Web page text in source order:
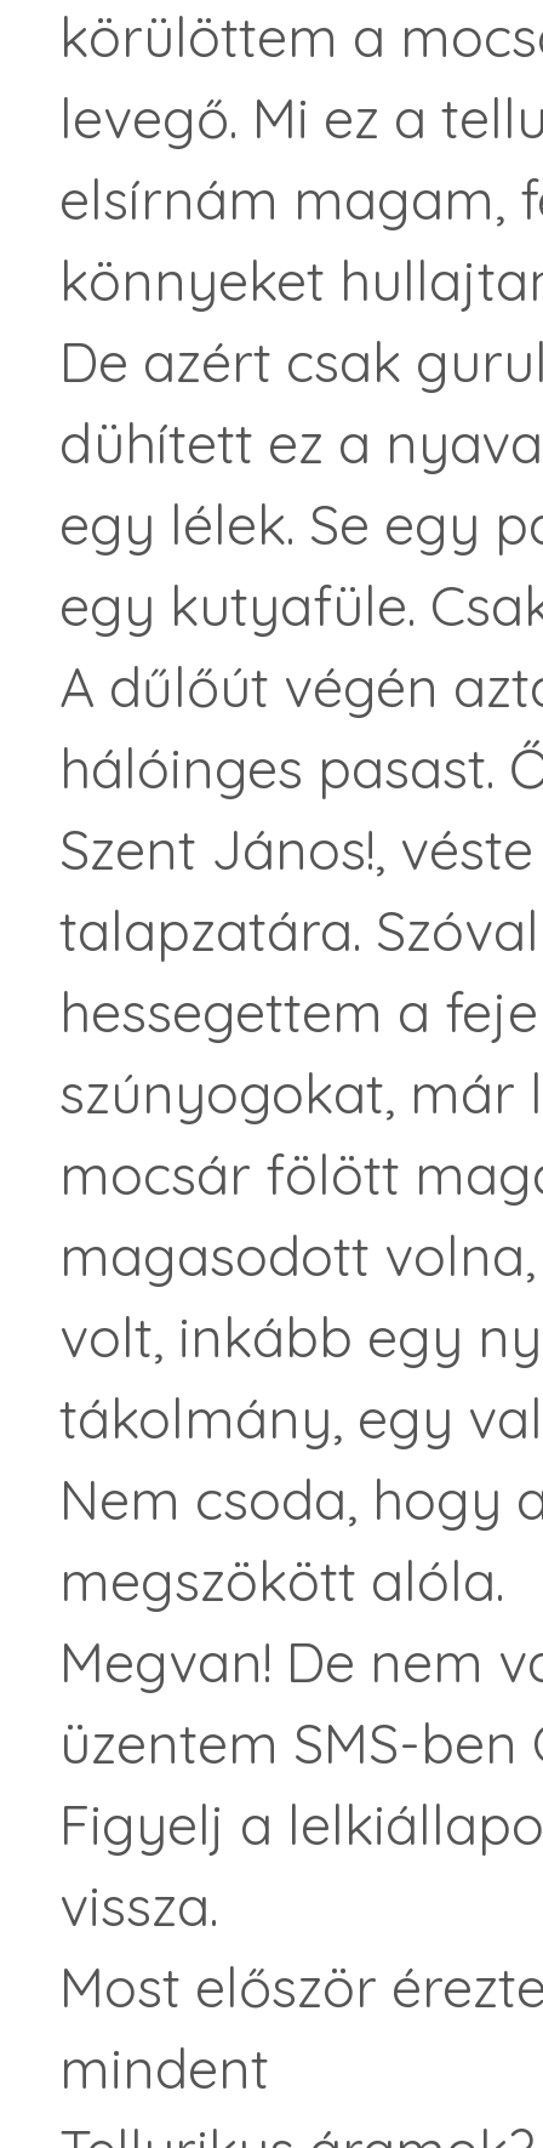
körülöttem a
levegő. Mi ez a
elsírnám magam,
könnyeket
De azért csak
dühített ez a
egy lélek. Se egy
egy kutyafüle.
A dűlőút végén
hálóinges pasast.
Szent János!,
talapzatára.
hessegettem a
szúnyogokat, már
mocsár fölött
magasodott
volt, inkább egy
tákolmány, egy
Nem csoda, hogy
megszökött alóla.
Megvan! De nem
üzentem SMS-ben
Figyelj a
vissza.
Most először
mindent